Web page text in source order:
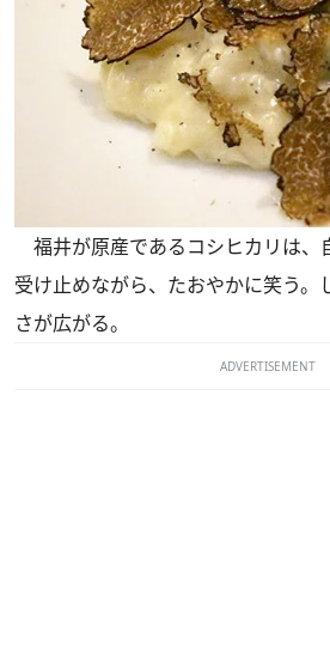
福井が原産であるコシヒカリは、
受け止めながら、たおやかに笑う。
さが広がる。
ADVERTISEMENT